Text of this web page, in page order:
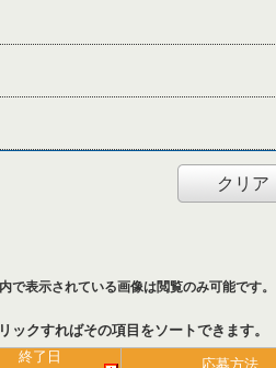
クリア
で表示されている画像は閲覧のみ可能です。
ックすればその項目をソートできます。
終了日 応募方法